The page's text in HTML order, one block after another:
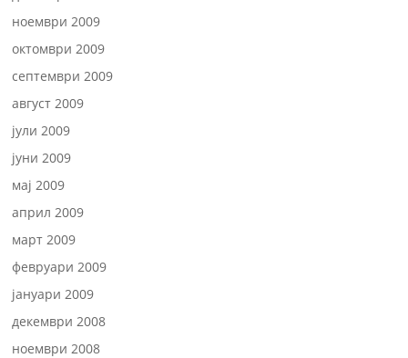
ноември 2009
октомври 2009
септември 2009
август 2009
јули 2009
јуни 2009
мај 2009
април 2009
март 2009
февруари 2009
јануари 2009
декември 2008
ноември 2008